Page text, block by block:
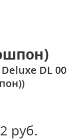
DL 00
руб.